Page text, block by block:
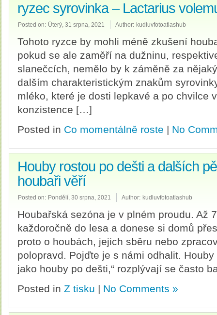
ryzec syrovinka – Lactarius
Posted on: Úterý, 31 srpna, 2021 Author: kudluvfotoatlashub
Tohoto ryzce by mohli méně zkušení
pokud se ale zaměří na dužninu,
slanečcích, nemělo by k záměně za
dalším charakteristickým znakům
mléko, které je dosti lepkavé a po chvilce
konzistence […]
Posted in Co momentálně roste | No
Houby rostou po dešti a dalších
houbaři věří
Posted on: Pondělí, 30 srpna, 2021 Author: kudluvfotoatlashub
Houbařská sezóna je v plném proudu. Až
každoročně do lesa a donese si domů
proto o houbách, jejich sběru nebo
polopravd. Pojďte je s námi odhalit. Houby
jako houby po dešti,“ rozplývají se často
Posted in Z tisku | No Comments »